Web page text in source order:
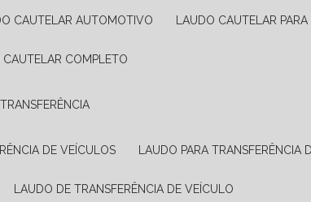
CAUTELAR AUTOMOTIVO LAUDO CAUTELAR
CAUTELAR COMPLETO
DE VEÍCULOS LAUDO PARA TRANSFERÊNCIA
LAUDO DE TRANSFERÊNCIA DE VEÍCULO